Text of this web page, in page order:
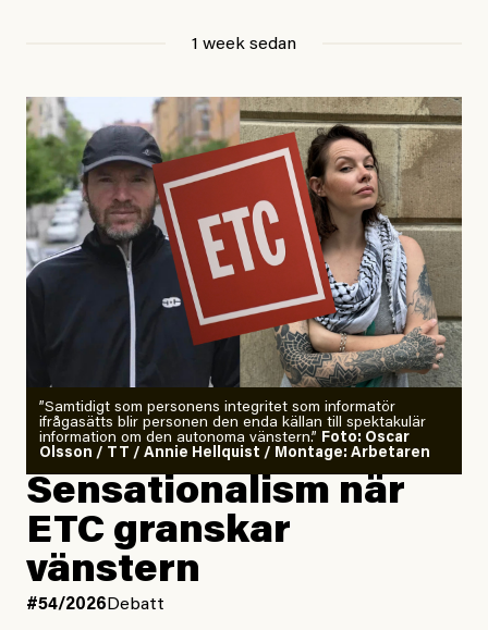
1 week sedan
”Samtidigt som personens integritet som informatör
ifrågasätts blir personen den enda källan till spektakulär
information om den autonoma vänstern.” Foto: Oscar
Olsson / TT / Annie Hellquist / Montage: Arbetaren
Sensationalism när
ETC granskar
vänstern
#54/2026 Debatt